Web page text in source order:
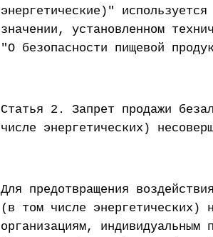
энергетические)"
значении, установленном
"О безопасности пищевой
Статья 2. Запрет продажи
числе энергетических)
Для предотвращения
(в том числе энергетических)
организациям, индивидуальным